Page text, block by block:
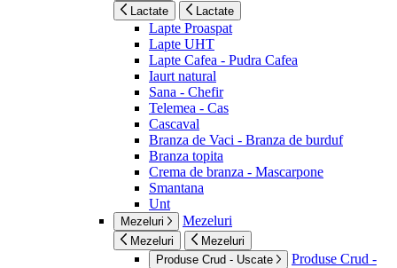
Lactate Lactate
Lapte Proaspat
Lapte UHT
Lapte Cafea - Pudra Cafea
Iaurt natural
Sana - Chefir
Telemea - Cas
Cascaval
Branza de Vaci - Branza de burduf
Branza topita
Crema de branza - Mascarpone
Smantana
Unt
Mezeluri Mezeluri
Mezeluri
Mezeluri
Produse Crud - Uscate
Produse Crud -